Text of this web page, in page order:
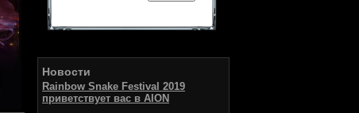
Новости
Rainbow Snake Festival 2019
приветствует вас в AION